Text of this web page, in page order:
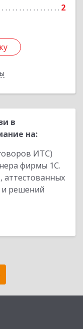
2
в
на:
ИТС)
фирмы 1С.
аттестованных
и решений